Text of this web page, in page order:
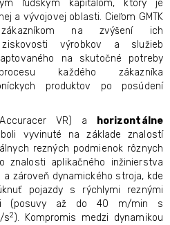
ľudským kapitálom, ktorý je
a vývojovej oblasti. Cieľom GMTK
na zvýšení ich
ziskovosti výrobkov a služieb
na skutočné potreby
každého zákazníka
produktov po posúdení
VR) a
horizontálne
vyvinuté na základe znalostí
rezných podmienok rôznych
znalosti aplikačného inžinierstva
zároveň dynamického stroja, kde
pojazdy s rýchlymi reznými
(posuvy až do 40 m/min s
s2 ). Kompromis medzi dynamikou